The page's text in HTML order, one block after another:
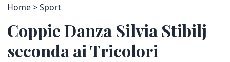
Home Sport
Coppie Danza Silvia Stibilj
seconda ai Tricolori